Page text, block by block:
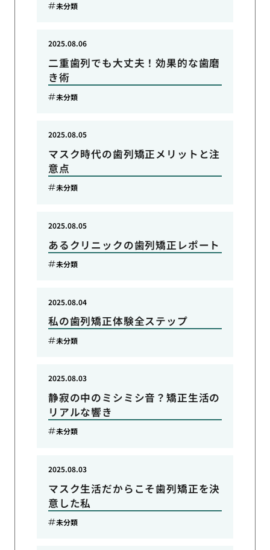
未分類
二重歯列でも大丈夫！効果的な歯磨
き術
2025.08.06
未分類
マスク時代の歯列矯正メリットと注
意点
2025.08.05
未分類
あるクリニックの歯列矯正レポート
2025.08.05
未分類
私の歯列矯正体験全ステップ
2025.08.04
未分類
静寂の中のミシミシ音？矯正生活の
リアルな響き
2025.08.03
未分類
マスク生活だからこそ歯列矯正を決
意した私
2025.08.03
未分類